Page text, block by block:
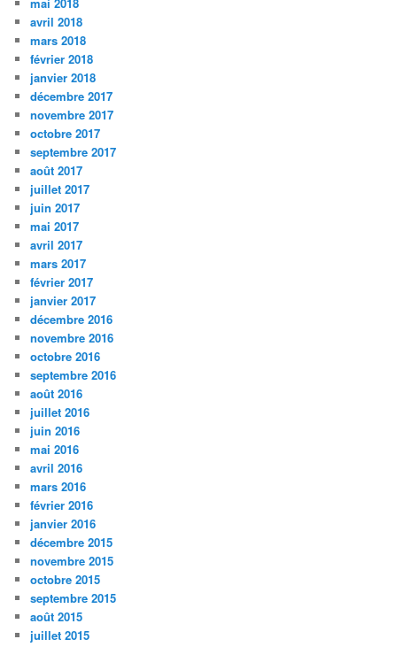
avril 2018
mars 2018
février 2018
janvier 2018
décembre 2017
novembre 2017
octobre 2017
septembre 2017
août 2017
juillet 2017
juin 2017
mai 2017
avril 2017
mars 2017
février 2017
janvier 2017
décembre 2016
novembre 2016
octobre 2016
septembre 2016
août 2016
juillet 2016
juin 2016
mai 2016
avril 2016
mars 2016
février 2016
janvier 2016
décembre 2015
novembre 2015
octobre 2015
septembre 2015
août 2015
juillet 2015